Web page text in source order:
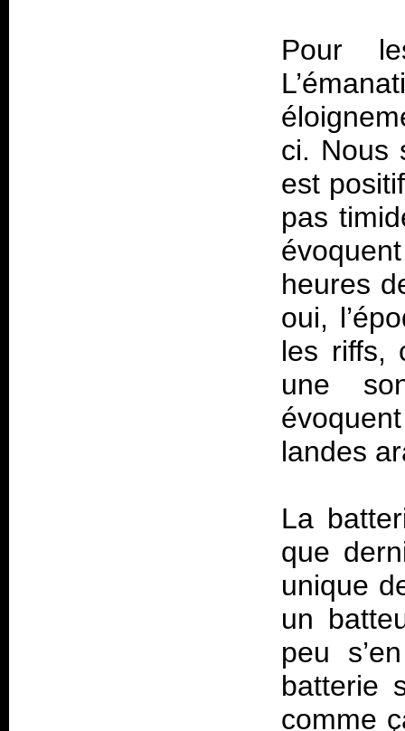
Pour
ci. Nous
est
pas
heures
oui,
les riffs,
une
landes
La
que
unique
un
peu
batterie
comme